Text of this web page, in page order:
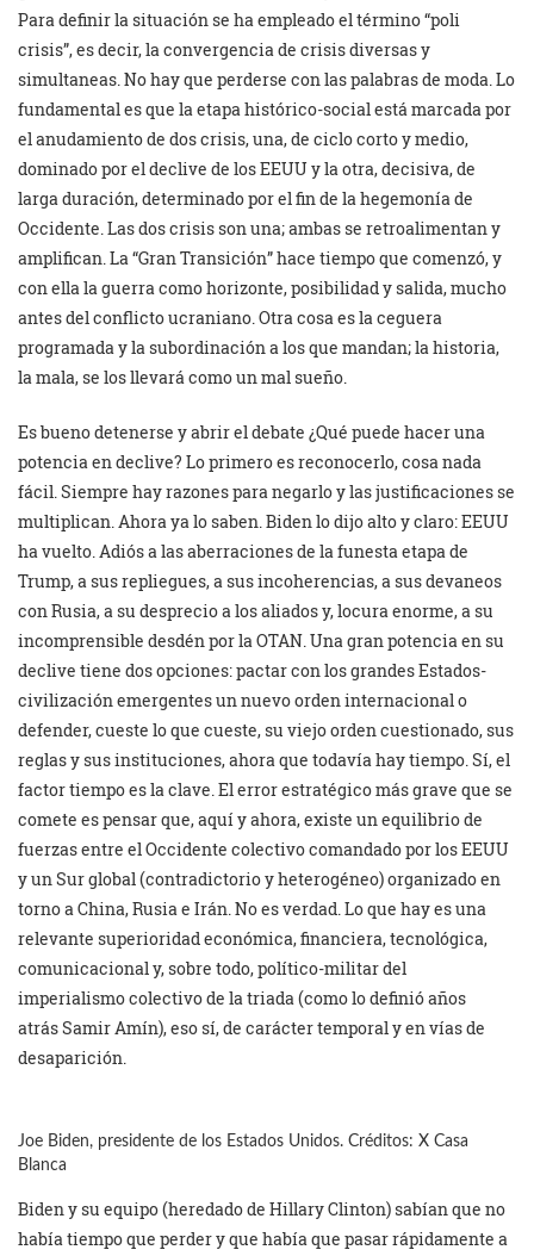
Para definir la situación se ha empleado el término “poli
crisis”, es decir, la convergencia de crisis diversas y
simultaneas. No hay que perderse con las palabras de moda. Lo
fundamental es que la etapa histórico-social está marcada por
el anudamiento de dos crisis, una, de ciclo corto y medio,
dominado por el declive de los EEUU y la otra, decisiva, de
larga duración, determinado por el fin de la hegemonía de
Occidente. Las dos crisis son una; ambas se retroalimentan y
amplifican. La “Gran Transición” hace tiempo que comenzó, y
con ella la guerra como horizonte, posibilidad y salida, mucho
antes del conflicto ucraniano. Otra cosa es la ceguera
programada y la subordinación a los que mandan; la historia,
la mala, se los llevará como un mal sueño.
Es bueno detenerse y abrir el debate ¿Qué puede hacer una
potencia en declive? Lo primero es reconocerlo, cosa nada
fácil. Siempre hay razones para negarlo y las justificaciones se
multiplican. Ahora ya lo saben. Biden lo dijo alto y claro: EEUU
ha vuelto. Adiós a las aberraciones de la funesta etapa de
Trump, a sus repliegues, a sus incoherencias, a sus devaneos
con Rusia, a su desprecio a los aliados y, locura enorme, a su
incomprensible desdén por la OTAN. Una gran potencia en su
declive tiene dos opciones: pactar con los grandes Estados-
civilización emergentes un nuevo orden internacional o
defender, cueste lo que cueste, su viejo orden cuestionado, sus
reglas y sus instituciones, ahora que todavía hay tiempo. Sí, el
factor tiempo es la clave. El error estratégico más grave que se
comete es pensar que, aquí y ahora, existe un equilibrio de
fuerzas entre el Occidente colectivo comandado por los EEUU
y un Sur global (contradictorio y heterogéneo) organizado en
torno a China, Rusia e Irán. No es verdad. Lo que hay es una
relevante superioridad económica, financiera, tecnológica,
comunicacional y, sobre todo, político-militar del
imperialismo colectivo de la triada (como lo definió años
atrás Samir Amín), eso sí, de carácter temporal y en vías de
desaparición.
Joe Biden, presidente de los Estados Unidos. Créditos: X Casa
Blanca
Biden y su equipo (heredado de Hillary Clinton) sabían que no
había tiempo que perder y que había que pasar rápidamente a